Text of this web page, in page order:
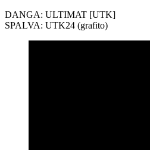
DANGA: ULTIMAT [UTK]
SPALVA: UTK24 (grafito)